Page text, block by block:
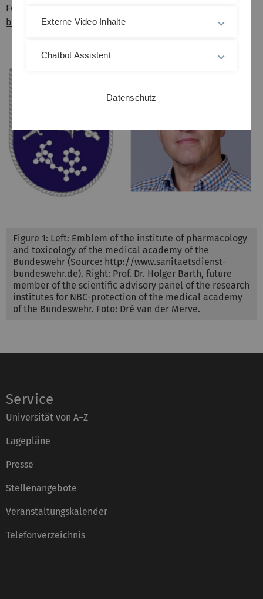
For more information see:
bundeswehr.de
Figure 1: Left: Emblem of the institute of pharmacology
and toxicology of the medical academy of the
Bundeswehr (Source: http://www.sanitaetsdienst-
bundeswehr.de). Right: Prof. Dr. Holger Barth, future
member of the scientific advisory panel of the research
institutes for NBC-protection of the medical academy
of the Bundeswehr. Foto: Dré van der Merve.
Service
Universität von A–Z
Lagepläne
Presse
Stellenangebote
Veranstaltungskalender
Telefonverzeichnis
Externe Video Inhalte
Chatbot Assistent
Datenschutz